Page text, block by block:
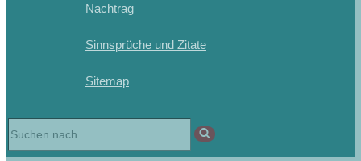
Nachtrag
Sinnsprüche und Zitate
Sitemap